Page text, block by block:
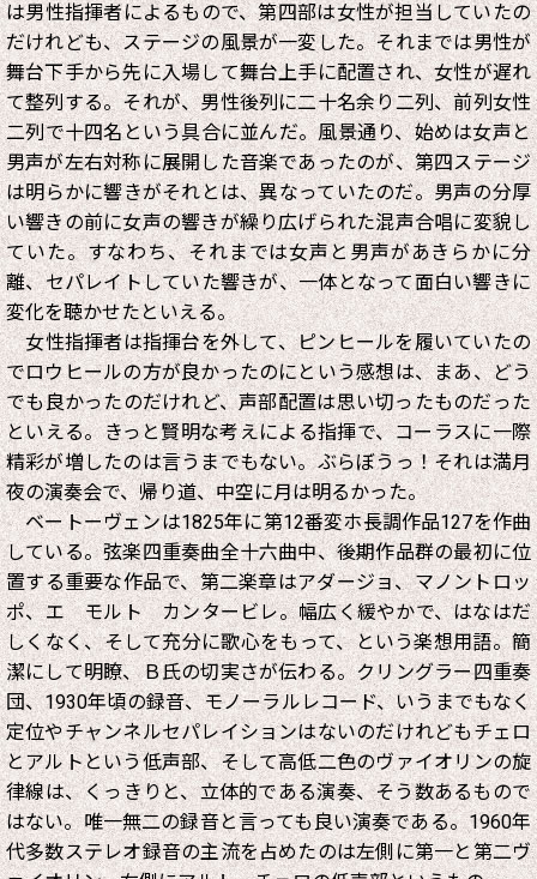
は男性指揮者によるもので、第四部は女性が担当していたの
だけれども、ステージの風景が一変した。それまでは男性が
舞台下手から先に入場して舞台上手に配置され、女性が遅れ
て整列する。それが、男性後列に二十名余り二列、前列女性
二列で十四名という具合に並んだ。風景通り、始めは女声と
男声が左右対称に展開した音楽であったのが、第四ステージ
は明らかに響きがそれとは、異なっていたのだ。男声の分厚
い響きの前に女声の響きが繰り広げられた混声合唱に変貌し
ていた。すなわち、それまでは女声と男声があきらかに分
離、セパレイトしていた響きが、一体となって面白い響きに
変化を聴かせたといえる。
女性指揮者は指揮台を外して、ピンヒールを履いていたの
でロウヒールの方が良かったのにという感想は、まあ、どう
でも良かったのだけれど、声部配置は思い切ったものだった
といえる。きっと賢明な考えによる指揮で、コーラスに一際
精彩が増したのは言うまでもない。ぶらぼうっ！それは満月
夜の演奏会で、帰り道、中空に月は明るかった。
ベートーヴェンは1825年に第12番変ホ長調作品127を作曲
している。弦楽四重奏曲全十六曲中、後期作品群の最初に位
置する重要な作品で、第二楽章はアダージョ、マノントロッ
ポ、エ モルト カンタービレ。幅広く緩やかで、はなはだ
しくなく、そして充分に歌心をもって、という楽想用語。簡
潔にして明瞭、Ｂ氏の切実さが伝わる。クリングラー四重奏
団、1930年頃の録音、モノーラルレコード、いうまでもなく
定位やチャンネルセパレイションはないのだけれどもチェロ
とアルトという低声部、そして高低二色のヴァイオリンの旋
律線は、くっきりと、立体的である演奏、そう数あるもので
はない。唯一無二の録音と言っても良い演奏である。1960年
代多数ステレオ録音の主流を占めたのは左側に第一と第二ヴ